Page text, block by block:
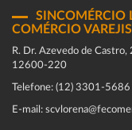
SINCOMÉRCIO
COMÉRCIO
R. Dr. Azevedo de
12600-220
Telefone: (12) 3301-5686
E-mail: